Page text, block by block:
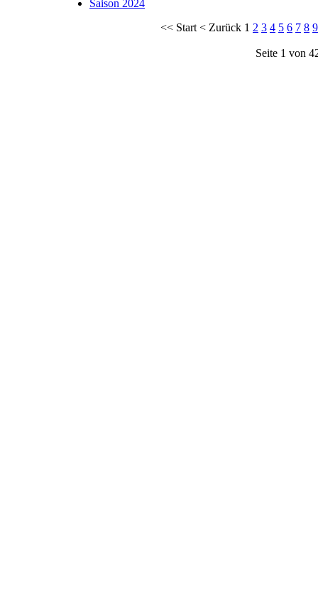
Saison 2024
<< Start < Zurück 1 2 3 4 5 6 7 8 9
Seite 1 von